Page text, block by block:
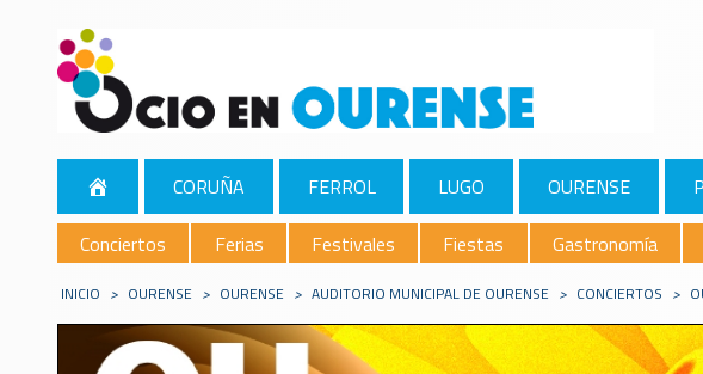
CORUÑA FERROL LUGO OURENSE
Conciertos
Ferias Festivales Fiestas Gastronomía
INICIO > OURENSE > OURENSE > AUDITORIO MUNICIPAL DE OURENSE > CONCIERTOS >